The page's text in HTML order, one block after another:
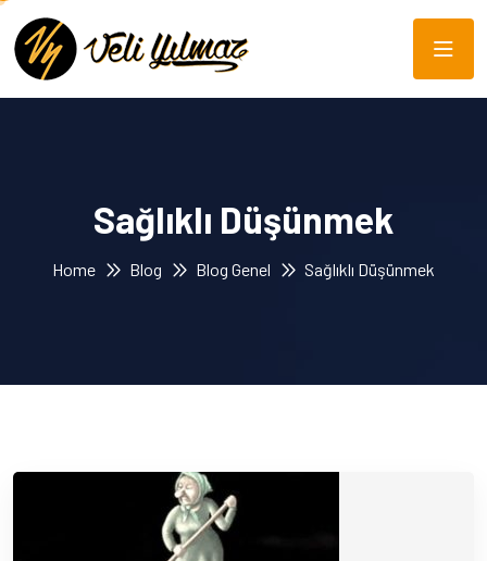
Sağlıklı Düşünmek
Home Blog Blog Genel Sağlıklı Düşünmek